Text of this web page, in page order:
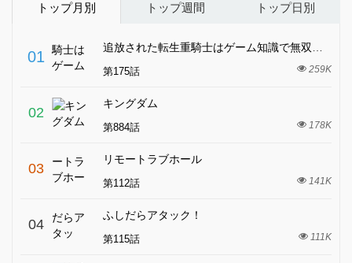
トップ月別 トップ週間 トップ日別
01
第175話 259K
02
キングダム
第884話 178K
03
リモートラブホール
第112話 141K
04
ふしだらアタック！
第115話 111K